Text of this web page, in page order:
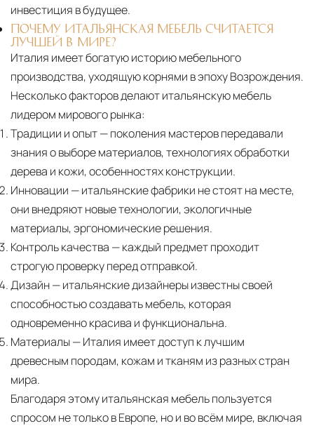
инвестиция в будущее.
ПОЧЕМУ ИТАЛЬЯНСКАЯ МЕБЕЛЬ СЧИТАЕТСЯ
ЛУЧШЕЙ В МИРЕ?
Италия имеет богатую историю мебельного
производства, уходящую корнями в эпоху Возрождения.
Несколько факторов делают итальянскую мебель
лидером мирового рынка:
Традиции и опыт— поколения мастеров передавали
знания о выборе материалов, технологиях обработки
дерева и кожи, особенностях конструкции.
Инновации — итальянские фабрики не стоят на месте,
они внедряют новые технологии, экологичные
материалы, эргономические решения.
Контроль качества — каждый предмет проходит
строгую проверку перед отправкой.
Дизайн— итальянские дизайнеры известны своей
способностью создавать мебель, которая
одновременно красива и функциональна.
Материалы— Италия имеет доступ к лучшим
древесным породам, кожам и тканям из разных стран
мира.
Благодаря этому итальянская мебель пользуется
спросом не только в Европе, но и во всём мире, включая